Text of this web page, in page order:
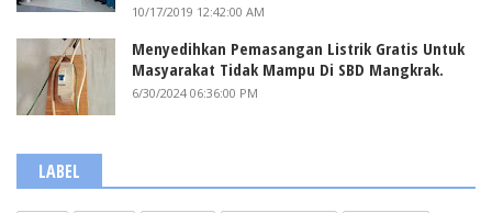
10/17/2019 12:42:00 AM
Menyedihkan Pemasangan Listrik Gratis Untuk
Masyarakat Tidak Mampu Di SBD Mangkrak.
6/30/2024 06:36:00 PM
LABEL